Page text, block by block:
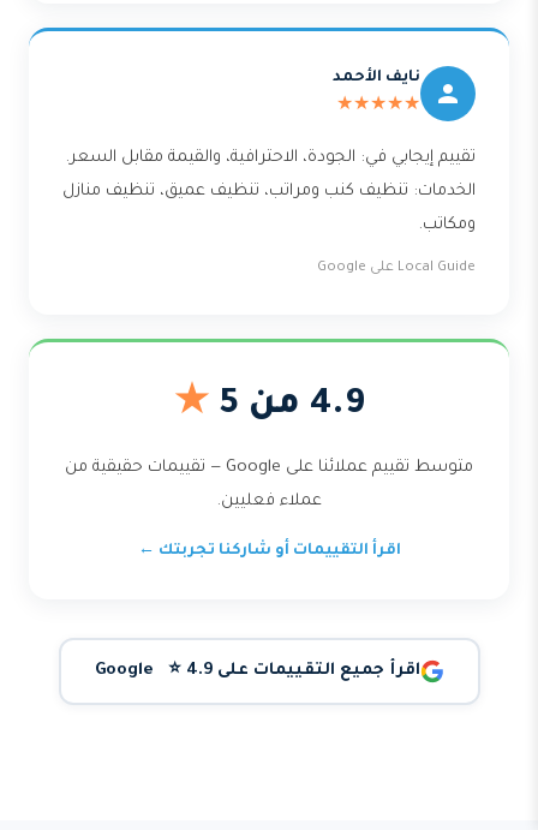
نايف الأحمد
★★★★★
تقييم إيجابي في: الجودة، الاحترافية، والقيمة مقابل السعر.
الخدمات: تنظيف كنب ومراتب، تنظيف عميق، تنظيف منازل
ومكاتب.
Local Guide على Google
4.9 من 5 ★
متوسط تقييم عملائنا على Google — تقييمات حقيقية من
عملاء فعليين.
اقرأ التقييمات أو شاركنا تجربتك ←
اقرأ جميع التقييمات على Google ⭐ 4.9